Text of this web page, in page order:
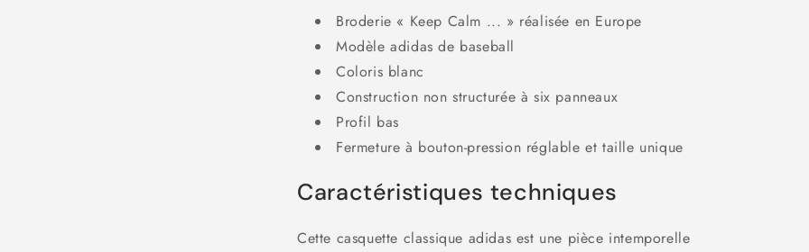
Broderie « Keep Calm ... » réalisée en Europe
Modèle adidas de baseball
Coloris blanc
Construction non structurée à six panneaux
Profil bas
Fermeture à bouton-pression réglable et taille unique
Caractéristiques techniques
Cette casquette classique adidas est une pièce intemporelle